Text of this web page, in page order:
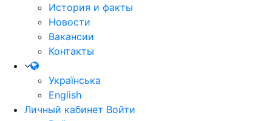
История и факты
Новости
Вакансии
Контакты
Українська
English
Личный кабинет Войти